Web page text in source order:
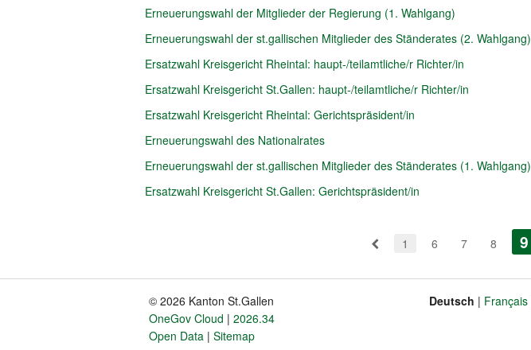
Erneuerungswahl der Mitglieder der Regierung (1. Wahlgang)
Erneuerungswahl der st.gallischen Mitglieder des Ständerates (2. Wahlgang)
Ersatzwahl Kreisgericht Rheintal: haupt-/teilamtliche/r Richter/in
Ersatzwahl Kreisgericht St.Gallen: haupt-/teilamtliche/r Richter/in
Ersatzwahl Kreisgericht Rheintal: Gerichtspräsident/in
Erneuerungswahl des Nationalrates
Erneuerungswahl der st.gallischen Mitglieder des Ständerates (1. Wahlgang)
Ersatzwahl Kreisgericht St.Gallen: Gerichtspräsident/in
1 6 7 8 9
Sprache
Deutsch Français
© 2026 Kanton St.Gallen
OneGov Cloud
2026.34
Open Data
Sitemap